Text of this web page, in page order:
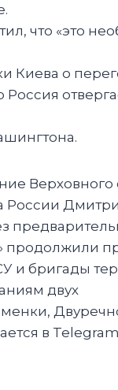
что «это
Киева о
Россия
Верховного
России
продолжили
и бригады
двух
в